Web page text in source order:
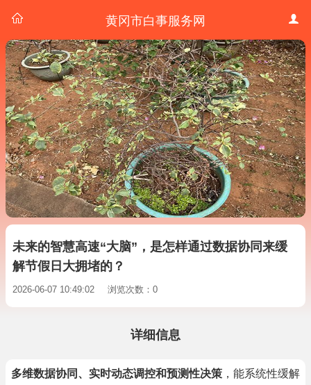
黄冈市白事服务网
未来的智慧高速“大脑”，是怎样通过数据协同来缓
解节假日大拥堵的？
2026-06-07 10:49:02 浏览次数：0
详细信息
多维数据协同、实时动态调控和预测性决策 ，能系统性缓解